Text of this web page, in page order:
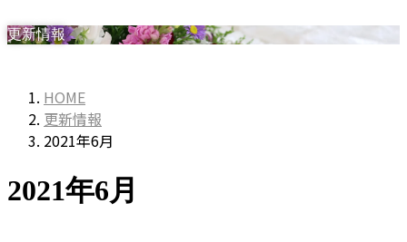
更新情報
HOME
更新情報
2021年6月
2021年6月